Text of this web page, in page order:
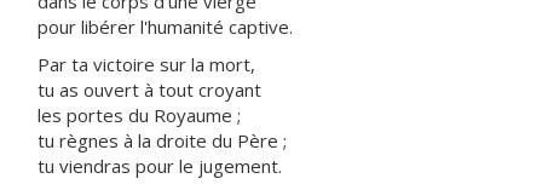
pour libérer l'humanité captive.
Par ta victoire sur la mort,
tu as ouvert à tout croyant
les portes du Royaume ;
tu règnes à la droite du Père ;
tu viendras pour le jugement.